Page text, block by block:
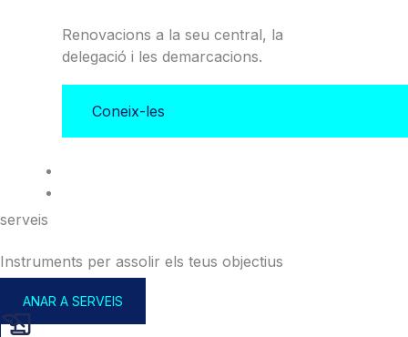
Renovacions a la seu central, la
delegació i les demarcacions.
Coneix-les
serveis
Instruments per assolir els teus objectius
ANAR A SERVEIS